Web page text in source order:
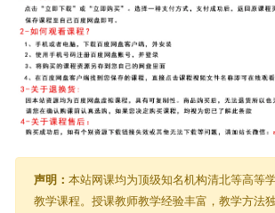
声明： 本站网课均为顶级知名机构清北等高等
教学课程。授课教师教学经验丰富，教学方法